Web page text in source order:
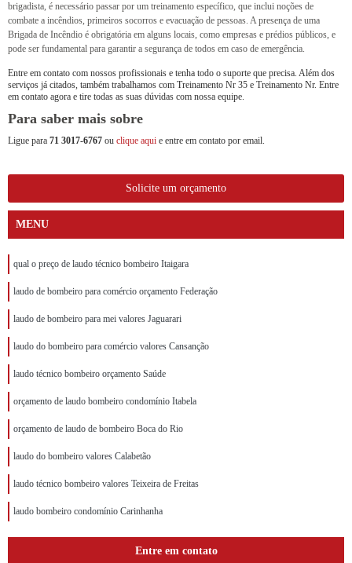
brigadista, é necessário passar por um treinamento específico, que inclui noções de
combate a incêndios, primeiros socorros e evacuação de pessoas. A presença de uma
Brigada de Incêndio é obrigatória em alguns locais, como empresas e prédios públicos, e
pode ser fundamental para garantir a segurança de todos em caso de emergência.
Entre em contato com nossos profissionais e tenha todo o suporte que precisa. Além dos
serviços já citados, também trabalhamos com Treinamento Nr 35 e Treinamento Nr. Entre
em contato agora e tire todas as suas dúvidas com nossa equipe.
Para saber mais sobre
Ligue para 71 3017-6767 ou clique aqui e entre em contato por email.
Solicite um orçamento
MENU
qual o preço de laudo técnico bombeiro Itaigara
laudo de bombeiro para comércio orçamento Federação
laudo de bombeiro para mei valores Jaguarari
laudo do bombeiro para comércio valores Cansanção
laudo técnico bombeiro orçamento Saúde
orçamento de laudo bombeiro condomínio Itabela
orçamento de laudo de bombeiro Boca do Rio
laudo do bombeiro valores Calabetão
laudo técnico bombeiro valores Teixeira de Freitas
laudo bombeiro condomínio Carinhanha
Entre em contato